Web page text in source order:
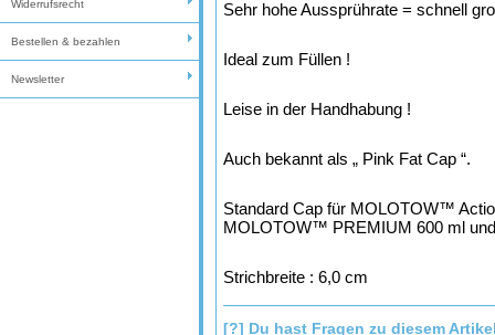
Widerrufsrecht
Bestellen & bezahlen
Newsletter
Sehr hohe Aussprührate = schnell
Ideal zum Füllen !
Leise in der Handhabung !
Auch bekannt als „ Pink Fat Cap “.
Standard Cap für MOLOTOW™
MOLOTOW™ PREMIUM 600 ml
Strichbreite : 6,0 cm
[?] Du hast Fragen zu diesem